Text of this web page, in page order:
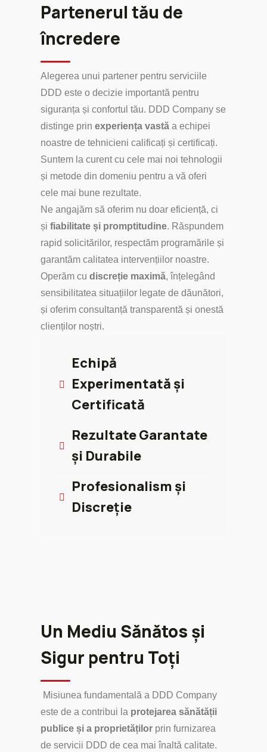
Partenerul tău de
încredere
Alegerea unui partener pentru serviciile
DDD este o decizie importantă pentru
siguranța și confortul tău. DDD Company se
distinge prin experiența vastă a echipei
noastre de tehnicieni calificați și certificați.
Suntem la curent cu cele mai noi tehnologii
și metode din domeniu pentru a vă oferi
cele mai bune rezultate.
Ne angajăm să oferim nu doar eficiență, ci
și fiabilitate și promptitudine. Răspundem
rapid solicitărilor, respectăm programările și
garantăm calitatea intervențiilor noastre.
Operăm cu discreție maximă, înțelegând
sensibilitatea situațiilor legate de dăunători,
și oferim consultanță transparentă și onestă
clienților noștri.
Echipă
Experimentată și
Certificată
Rezultate Garantate
și Durabile
Profesionalism și
Discreție
Un Mediu Sănătos și
Sigur pentru Toți
Misiunea fundamentală a DDD Company
este de a contribui la protejarea sănătății
publice și a proprietăților prin furnizarea
de servicii DDD de cea mai înaltă calitate.